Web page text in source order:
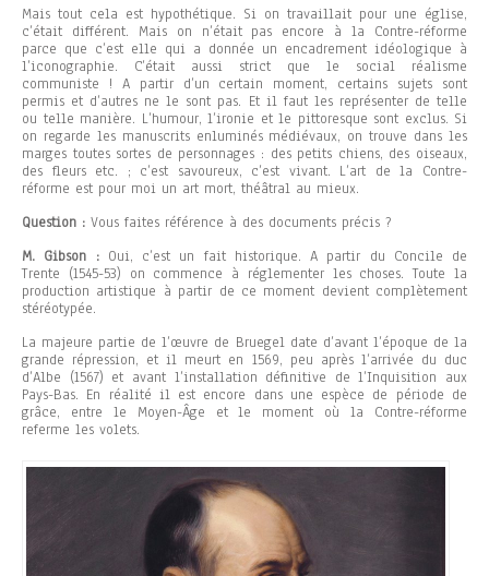
Mais tout cela est hypothétique. Si on travaillait pour une église,
c’était différent. Mais on n’était pas encore à la Contre-réforme
parce que c’est elle qui a donnée un encadrement idéologique à
l’iconographie. C’était aussi strict que le social réalisme
communiste ! A partir d’un certain moment, certains sujets sont
permis et d’autres ne le sont pas. Et il faut les représenter de telle
ou telle manière. L’humour, l’ironie et le pittoresque sont exclus. Si
on regarde les manuscrits enluminés médiévaux, on trouve dans les
marges toutes sortes de personnages : des petits chiens, des oiseaux,
des fleurs etc. ; c’est savoureux, c’est vivant. L’art de la Contre-
réforme est pour moi un art mort, théâtral au mieux.
Question : Vous faites référence à des documents précis ?
M. Gibson :Oui, c’est un fait historique. A partir du Concile de
Trente (1545-53) on commence à réglementer les choses. Toute la
production artistique à partir de ce moment devient complètement
stéréotypée.
La majeure partie de l’œuvre de Bruegel date d’avant l’époque de la
grande répression, et il meurt en 1569, peu après l’arrivée du duc
d’Albe (1567) et avant l’installation définitive de l’Inquisition aux
Pays-Bas. En réalité il est encore dans une espèce de période de
grâce, entre le Moyen-Âge et le moment où la Contre-réforme
referme les volets.